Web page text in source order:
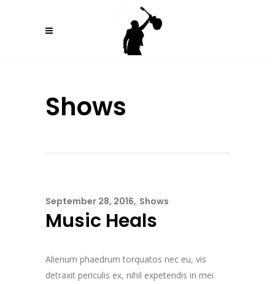
Shows
September 28, 2016 Shows
Music Heals
Alienum phaedrum torquatos nec eu, vis
detraxit periculis ex, nihil expetendis in mei.